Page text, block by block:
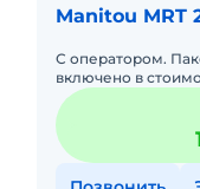
Manitou MRT
С оператором.
включено в
свободна.